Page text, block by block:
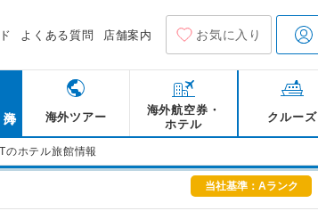
よくある質問 店舗案内 お気に入り
海外ツアー
海外航空券・
ホテル
クルーズ
ホテル旅館情報
当社基準：Aランク